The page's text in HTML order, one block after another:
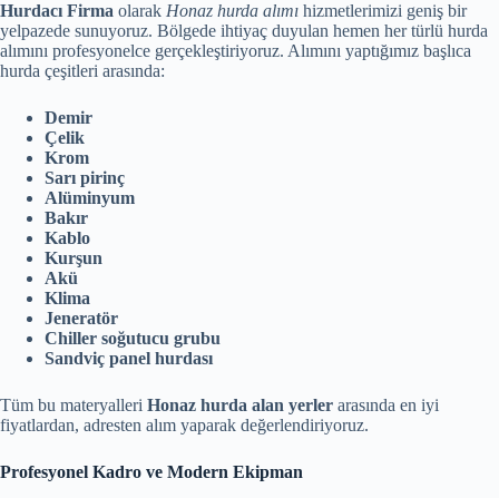
Hurdacı Firma olarak Honaz hurda alımı hizmetlerimizi geniş bir
yelpazede sunuyoruz. Bölgede ihtiyaç duyulan hemen her türlü hurda
alımını profesyonelce gerçekleştiriyoruz. Alımını yaptığımız başlıca
hurda çeşitleri arasında:
Demir
Çelik
Krom
Sarı pirinç
Alüminyum
Bakır
Kablo
Kurşun
Akü
Klima
Jeneratör
Chiller soğutucu grubu
Sandviç panel hurdası
Tüm bu materyalleri Honaz hurda alan yerler arasında en iyi
fiyatlardan, adresten alım yaparak değerlendiriyoruz.
Profesyonel Kadro ve Modern Ekipman